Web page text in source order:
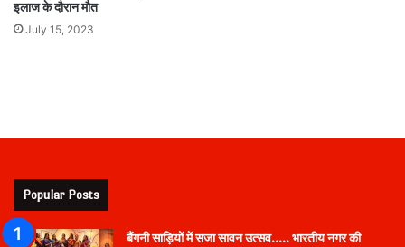
इलाज के दौरान मौत
July 15, 2023
Popular Posts
बैंगनी साड़ियों में सजा सावन उत्सव….. भारतीय नगर की